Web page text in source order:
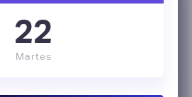
22
Martes